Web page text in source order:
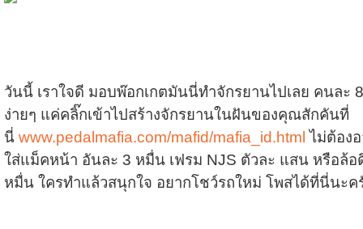
วันนี้ เราใจดี มอบพ๊อกเกตมันนี่ทำจักรยานไปเลย คนละ
ง่ายๆ แค่คลิ๊กเข้าไปสร้างจักรยานในฝันของคุณสักคันที่
นี่ www.pedalmafia.com/mafid/mafia_id.html ไม่ต้อง
ใส่แม็คหน้า อันละ 3 หมื่น เฟรม NJS ตัวละ แสน หรือล้อ
หมื่น ใครทำแล้วสนุกใจ อยากโชว์รถใหม่ โพสได้ที่นี่นะ